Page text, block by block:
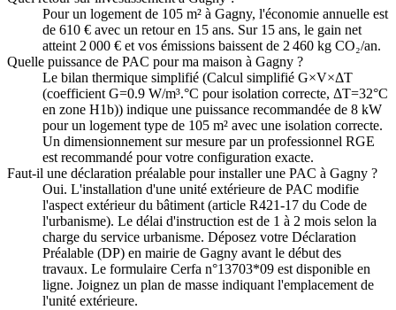
Pour un logement de 105 m² à Gagny, l'économie annuelle est
de 610 € avec un retour en 15 ans. Sur 15 ans, le gain net
atteint 2 000 € et vos émissions baissent de 2 460 kg CO₂/an.
Quelle puissance de PAC pour ma maison à Gagny ?
Le bilan thermique simplifié (Calcul simplifié G×V×ΔT
(coefficient G=0.9 W/m³.°C pour isolation correcte, ΔT=32°C
en zone H1b)) indique une puissance recommandée de 8 kW
pour un logement type de 105 m² avec une isolation correcte.
Un dimensionnement sur mesure par un professionnel RGE
est recommandé pour votre configuration exacte.
Faut-il une déclaration préalable pour installer une PAC à Gagny ?
Oui. L'installation d'une unité extérieure de PAC modifie
l'aspect extérieur du bâtiment (article R421-17 du Code de
l'urbanisme). Le délai d'instruction est de 1 à 2 mois selon la
charge du service urbanisme. Déposez votre Déclaration
Préalable (DP) en mairie de Gagny avant le début des
travaux. Le formulaire Cerfa n°13703*09 est disponible en
ligne. Joignez un plan de masse indiquant l'emplacement de
l'unité extérieure.